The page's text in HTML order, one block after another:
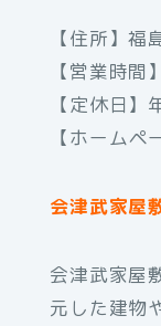
【住所】
【営業時
【定休日】
【ホーム
会津武家屋
会津武家屋
元した建物